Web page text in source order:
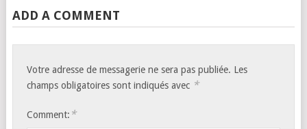
ADD A COMMENT
Votre adresse de messagerie ne sera pas publiée. Les
champs obligatoires sont indiqués avec *
Comment: *